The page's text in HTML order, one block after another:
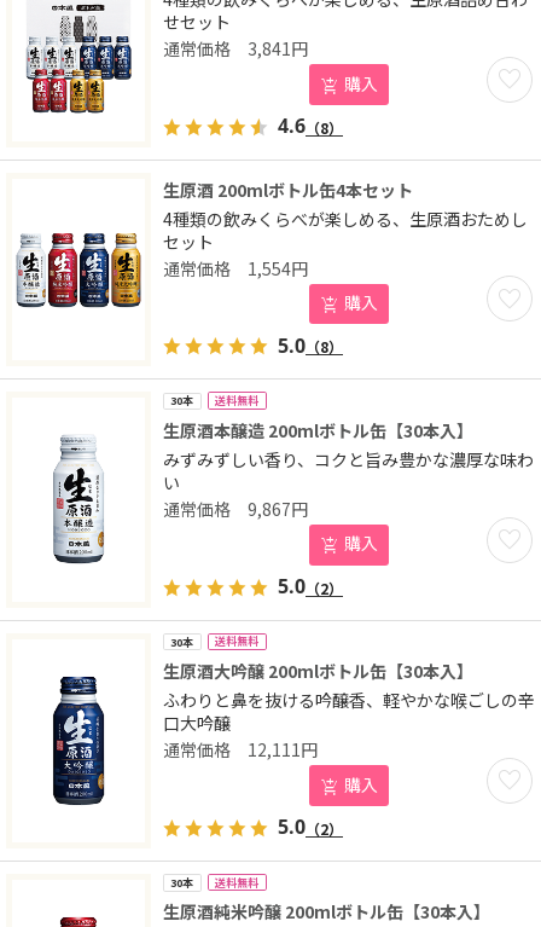
せセット
お気
3,841円
購入
4.6 （8）
生原酒 200mlボトル缶4本セット
4種類の飲みくらべが楽しめる、生原酒おためし
セット
お気
1,554円
購入
5.0 （8）
30本 送料無料
生原酒本醸造 200mlボトル缶【30本入】
みずみずしい香り、コクと旨み豊かな濃厚な味わ
い
お気
9,867円
購入
5.0 （2）
30本 送料無料
生原酒大吟醸 200mlボトル缶【30本入】
ふわりと鼻を抜ける吟醸香、軽やかな喉ごしの辛
口大吟醸
お気
12,111円
購入
5.0 （2）
30本 送料無料
生原酒純米吟醸 200mlボトル缶【30本入】